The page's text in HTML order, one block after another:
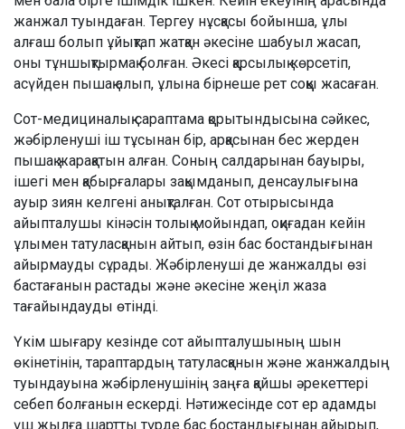
жанжал туындаған. Тергеу нұсқасы бойынша, ұлы
алғаш болып ұйықтап жатқан әкесіне шабуыл жасап,
оны тұншықтырмақ болған. Әкесі қарсылық көрсетіп,
асүйден пышақ алып, ұлына бірнеше рет соққы жасаған.
Сот-медициналық сараптама қорытындысына сәйкес,
жәбірленуші іш тұсынан бір, арқасынан бес жерден
пышақ жарақатын алған. Соның салдарынан бауыры,
ішегі мен қабырғалары зақымданып, денсаулығына
ауыр зиян келгені анықталған. Сот отырысында
айыпталушы кінәсін толық мойындап, оқиғадан кейін
ұлымен татуласқанын айтып, өзін бас бостандығынан
айырмауды сұрады. Жәбірленуші де жанжалды өзі
бастағанын растады және әкесіне жеңіл жаза
тағайындауды өтінді.
Үкім шығару кезінде сот айыпталушының шын
өкінетінін, тараптардың татуласқанын және жанжалдың
туындауына жәбірленушінің заңға қайшы әрекеттері
себеп болғанын ескерді. Нәтижесінде сот ер адамды
үш жылға шартты түрде бас бостандығынан айырып,